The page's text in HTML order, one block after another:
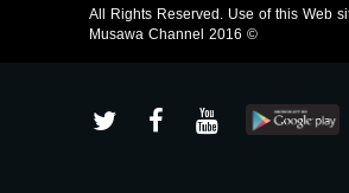
All Rights Reserved. Use of this Web
©
2016